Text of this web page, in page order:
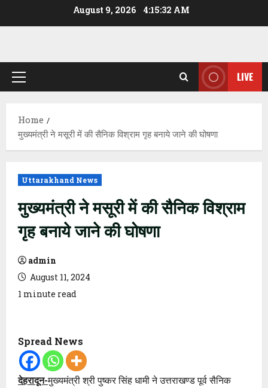
August 9, 2026 4:15:33 AM
Primary
LIVE
Home
मुख्यमंत्री ने मसूरी में की सैनिक विश्राम गृह बनाये जाने की घोषणा
Uttarakhand News
मुख्यमंत्री ने मसूरी में की सैनिक विश्राम
गृह बनाये जाने की घोषणा
admin
August 11, 2024
1 minute read
Spread News
देहरादून-मुख्यमंत्री श्री पुष्कर सिंह धामी ने उत्तराखण्ड पूर्व सैनिक